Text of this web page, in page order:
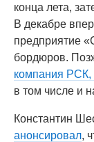
конца лета,
В декабре
предприятие
бордюров.
компания РСК,
в том числе и
Константин
анонсировал,